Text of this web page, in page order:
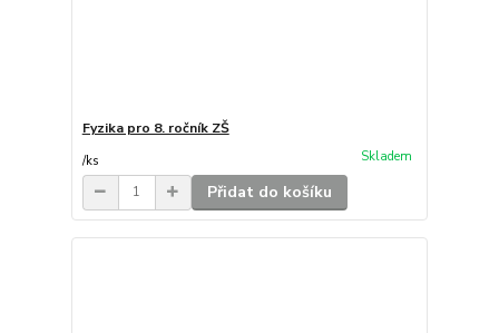
Fyzika pro 8. ročník ZŠ
/ks Skladem
Přidat do košíku